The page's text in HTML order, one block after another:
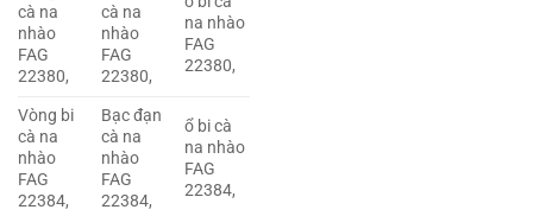
cà na
nhào
FAG
22380,
cà na
nhào
FAG
22380,
na nhào
FAG
22380,
Vòng bi
cà na
nhào
FAG
22384,
Bạc đạn
cà na
nhào
FAG
22384,
ổ bi cà
na nhào
FAG
22384,